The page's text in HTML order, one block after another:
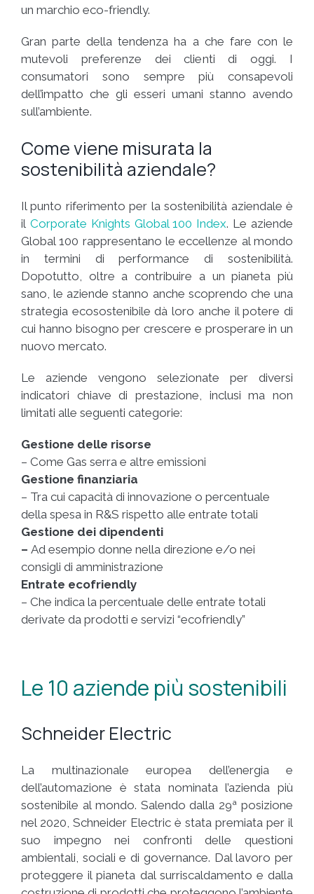
un marchio eco-friendly.
Gran parte della tendenza ha a che fare con le
mutevoli preferenze dei clienti di oggi. I
consumatori sono sempre più consapevoli
dell’impatto che gli esseri umani stanno avendo
sull’ambiente.
Come viene misurata la
sostenibilità aziendale?
Il punto riferimento per la sostenibilità aziendale è
il Corporate Knights Global 100 Index. Le aziende
Global 100 rappresentano le eccellenze al mondo
in termini di performance di sostenibilità.
Dopotutto, oltre a contribuire a un pianeta più
sano, le aziende stanno anche scoprendo che una
strategia ecosostenibile dà loro anche il potere di
cui hanno bisogno per crescere e prosperare in un
nuovo mercato.
Le aziende vengono selezionate per diversi
indicatori chiave di prestazione, inclusi ma non
limitati alle seguenti categorie:
Gestione delle risorse
– Come Gas serra e altre emissioni
Gestione finanziaria
– Tra cui capacità di innovazione o percentuale
della spesa in R&S rispetto alle entrate totali
Gestione dei dipendenti
– Ad esempio donne nella direzione e/o nei
consigli di amministrazione
Entrate ecofriendly
– Che indica la percentuale delle entrate totali
derivate da prodotti e servizi “ecofriendly”
Le 10 aziende più sostenibili
Schneider Electric
La multinazionale europea dell’energia e
dell’automazione è stata nominata l’azienda più
sostenibile al mondo. Salendo dalla 29ª posizione
nel 2020, Schneider Electric è stata premiata per il
suo impegno nei confronti delle questioni
ambientali, sociali e di governance. Dal lavoro per
proteggere il pianeta dal surriscaldamento e dalla